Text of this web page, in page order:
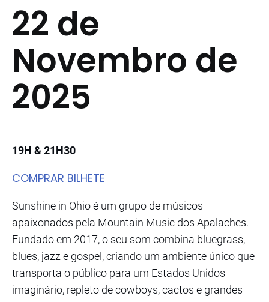
22 de
Novembro de
2025
19H & 21H30
COMPRAR BILHETE
Sunshine in Ohio é um grupo de músicos
apaixonados pela Mountain Music dos Apalaches.
Fundado em 2017, o seu som combina bluegrass,
blues, jazz e gospel, criando um ambiente único que
transporta o público para um Estados Unidos
imaginário, repleto de cowboys, cactos e grandes